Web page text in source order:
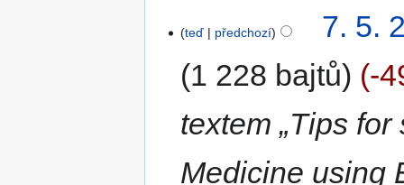
teď předchozí
7. 5.
1 228 bajtů
-
textem „Tips
Medicine using